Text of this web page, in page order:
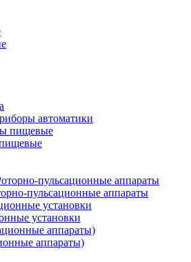
автоматики
пульсационные аппараты
установки
аппараты)